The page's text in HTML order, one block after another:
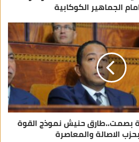
الجماهير الكوكابية
بصمت..طارق حنيش نموذج القوة
الاصالة والمعاصرة